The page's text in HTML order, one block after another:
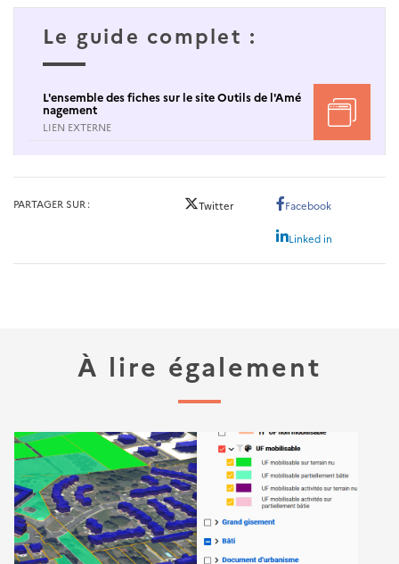
Le guide complet :
L'ensemble des fiches sur le site Outils de l'Amé
nagement
LIEN EXTERNE
PARTAGER SUR Twitter Facebook
Linked in
À lire également